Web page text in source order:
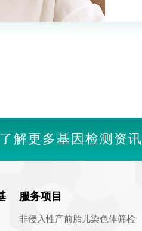
了解更多基因检测资讯
服务项目
非侵入性产前胎儿染色体筛检